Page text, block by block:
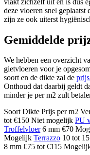
deze vloeren snel geplaatst
zijn ze ook uiterst
Gemiddelde
We hebben een overzicht
gietvloeren voor je
soort en de dikte zal de
Onthoud dat daarbij geldt
minder je per m2 zult
Soort Dikte Prijs per m2
tot €150 Niet mogelijk PU
Troffelvloer6 mm €70
Mogelijk Terrazzo 10 tot
8 mm €75 tot €115